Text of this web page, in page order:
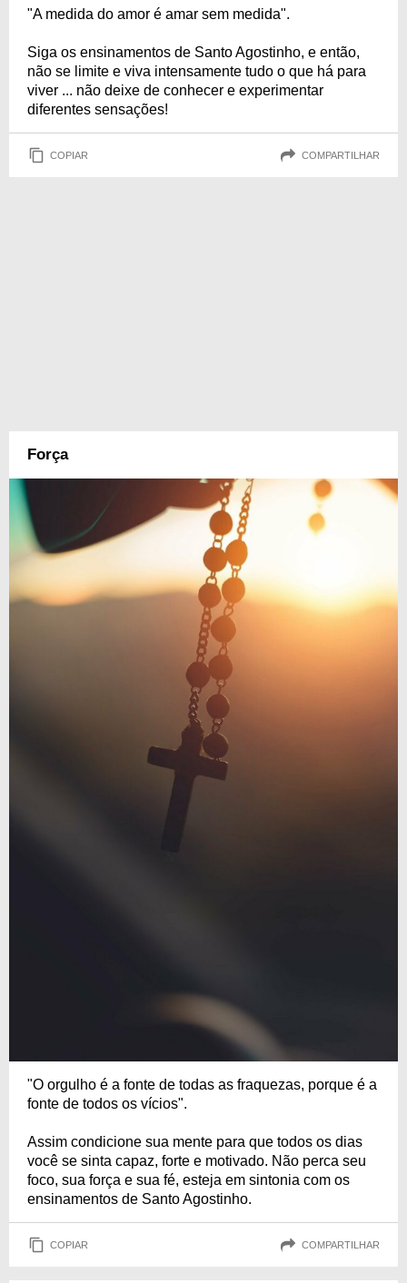
"A medida do amor é amar sem medida".
Siga os ensinamentos de Santo Agostinho, e então,
não se limite e viva intensamente tudo o que há para
viver ... não deixe de conhecer e experimentar
diferentes sensações!
COPIAR COMPARTILHAR
Força
"O orgulho é a fonte de todas as fraquezas, porque é a
fonte de todos os vícios".
Assim condicione sua mente para que todos os dias
você se sinta capaz, forte e motivado. Não perca seu
foco, sua força e sua fé, esteja em sintonia com os
ensinamentos de Santo Agostinho.
COPIAR COMPARTILHAR